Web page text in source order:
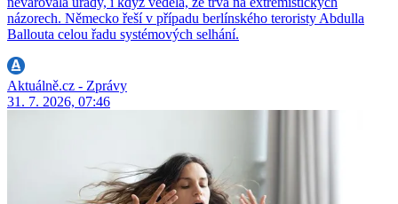
názorech. Německo řeší v případu berlínského teroristy Abdulla
Ballouta celou řadu systémových selhání.
Aktuálně.cz - Zprávy
31. 7. 2026, 07:46